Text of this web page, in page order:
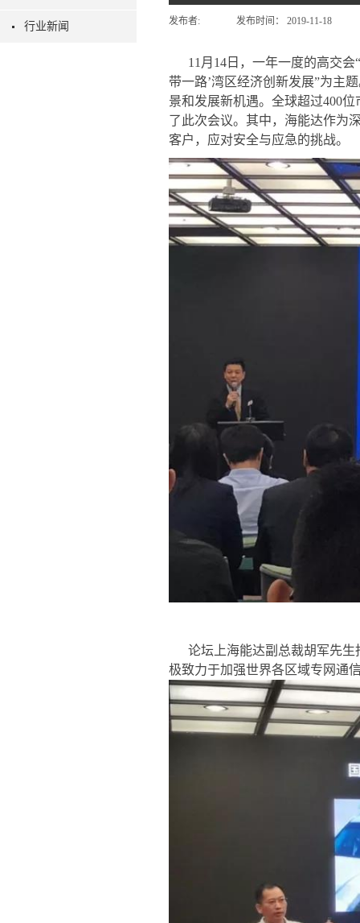
行业新闻 发布者: 发布时间： 2019-11-18
11月14日，一年一度的高交
带一路’湾区经济创新发展”为主
景和发展新机遇。全球超过400
了此次会议。其中，海能达作为
客户，应对安全与应急的挑战。
论坛上海能达副总裁胡军先
极致力于加强世界各区域专网通